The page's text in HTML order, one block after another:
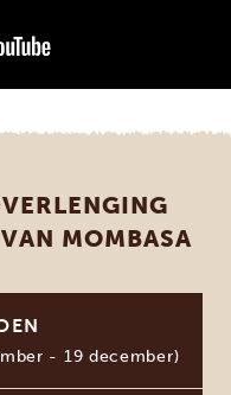
MOMBASA
- 19 december)